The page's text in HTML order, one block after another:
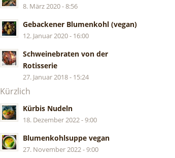
8. März 2020 - 8:56
Gebackener Blumenkohl (vegan)
12. Januar 2020 - 16:00
Schweinebraten von der
Rotisserie
27. Januar 2018 - 15:24
Kürzlich
Kürbis Nudeln
18. Dezember 2022 - 9:00
Blumenkohlsuppe vegan
27. November 2022 - 9:00